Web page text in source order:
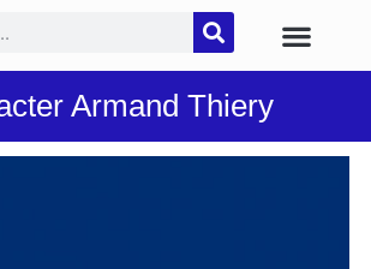
Armand Thiery